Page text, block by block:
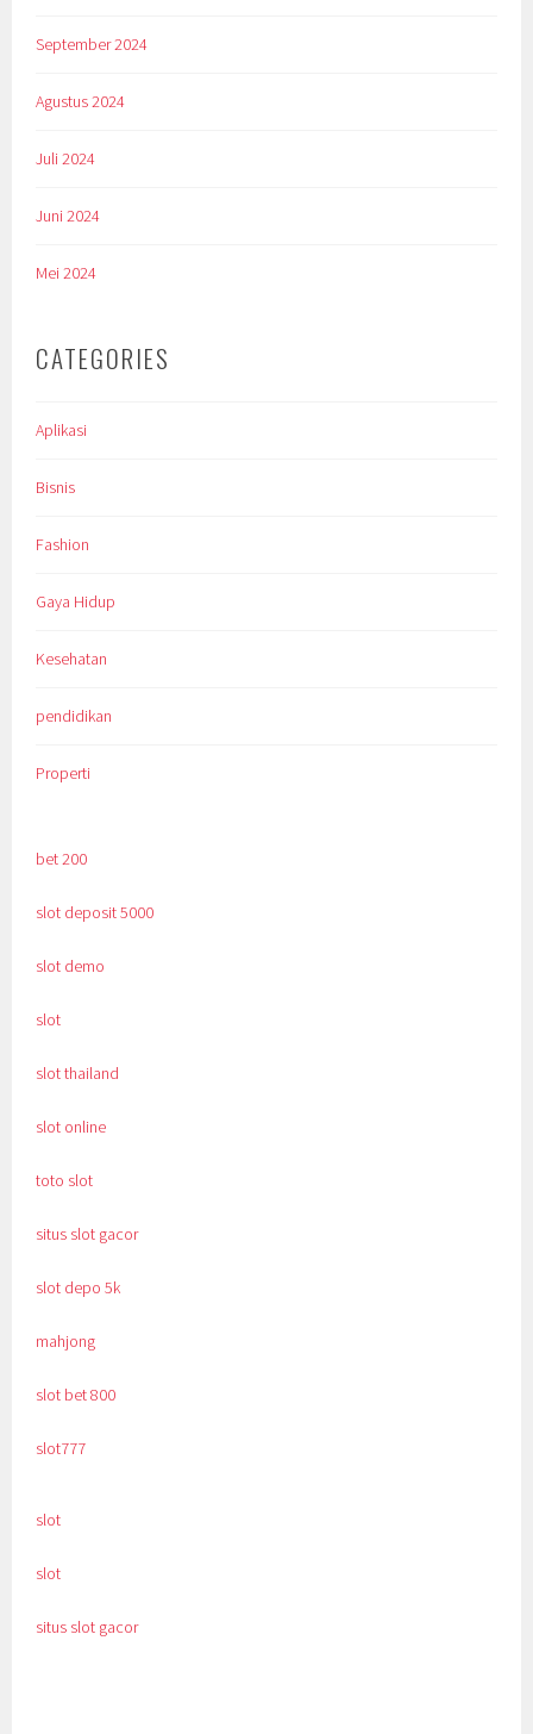
September 2024
Agustus 2024
Juli 2024
Juni 2024
Mei 2024
CATEGORIES
Aplikasi
Bisnis
Fashion
Gaya Hidup
Kesehatan
pendidikan
Properti
bet 200
slot deposit 5000
slot demo
slot
slot thailand
slot online
toto slot
situs slot gacor
slot depo 5k
mahjong
slot bet 800
slot777
slot
slot
situs slot gacor